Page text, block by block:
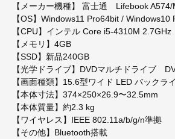
【メーカー機種】 富士通 Lifebook A574/
【OS】Windows11 Pro64bit / Windows10
【CPU】インテル Core i5-4310M 2.7GHz
【メモリ】4GB
【SSD】新品240GB
【光学ドライブ】DVDマルチドライブ
【画面種類】15.6型ワイド LED バックラ
【本体寸法】374×250×26.9〜32.5mm
【本体質量】約2.3 kg
【ワイヤレス】IEEE 802.11a/b/g/n準拠
【その他】Bluetooth搭載